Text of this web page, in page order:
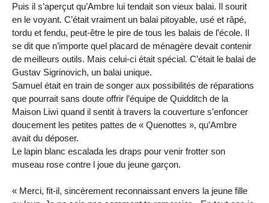
Puis il s’aperçut qu’Ambre lui tendait son vieux balai. Il sourit
en le voyant. C’était vraiment un balai pitoyable, usé et râpé,
tordu et fendu, peut-être le pire de tous les balais de l’école. Il
se dit que n’importe quel placard de ménagère devait contenir
de meilleurs outils. Mais celui-ci était spécial. C’était le balai de
Gustav Sigrinovich, un balai unique.
Samuel était en train de songer aux possibilités de réparations
que pourrait sans doute offrir l’équipe de Quidditch de la
Maison Liwi quand il sentit à travers la couverture s’enfoncer
doucement les petites pattes de « Quenottes », qu’Ambre
avait du déposer.
Le lapin blanc escalada les draps pour venir frotter son
museau rose contre l joue du jeune garçon.
« Merci, fit-il, sincèrement reconnaissant envers la jeune fille